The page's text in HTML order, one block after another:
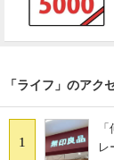
「ライフ」のアク
1
レ